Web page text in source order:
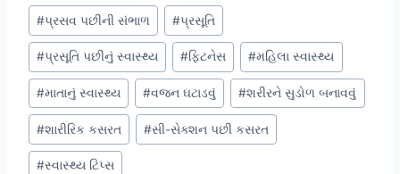
#પ્રસવ પછીની સંભાળ #પ્રસૂતિ
#પ્રસૂતિ પછીનું સ્વાસ્થ્ય #ફિટનેસ #મહિલા સ્વાસ્થ્ય
#માતાનું સ્વાસ્થ્ય #વજન ઘટાડવું #શરીરને સુડોળ બનાવવું
#શારીરિક કસરત #સી-સેક્શન પછી કસરત
#સ્વાસ્થ્ય ટિપ્સ